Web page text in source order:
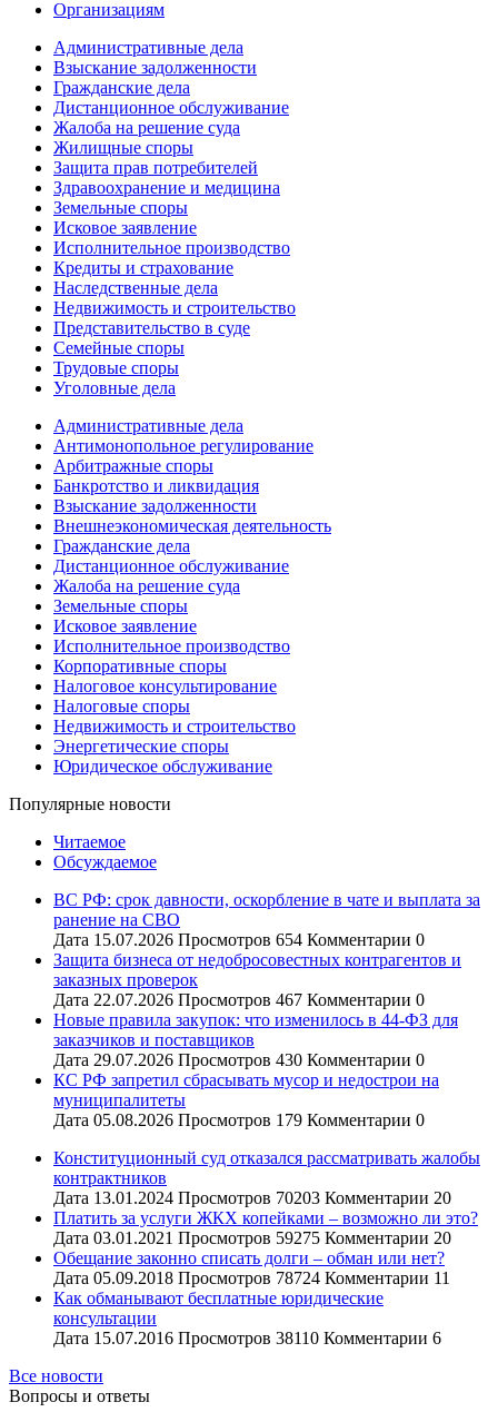
Организациям
Административные дела
Взыскание задолженности
Гражданские дела
Дистанционное обслуживание
Жалоба на решение суда
Жилищные споры
Защита прав потребителей
Здравоохранение и медицина
Земельные споры
Исковое заявление
Исполнительное производство
Кредиты и страхование
Наследственные дела
Недвижимость и строительство
Представительство в суде
Семейные споры
Трудовые споры
Уголовные дела
Административные дела
Антимонопольное регулирование
Арбитражные споры
Банкротство и ликвидация
Взыскание задолженности
Внешнеэкономическая деятельность
Гражданские дела
Дистанционное обслуживание
Жалоба на решение суда
Земельные споры
Исковое заявление
Исполнительное производство
Корпоративные споры
Налоговое консультирование
Налоговые споры
Недвижимость и строительство
Энергетические споры
Юридическое обслуживание
Популярные новости
Читаемое
Обсуждаемое
ВС РФ: срок давности, оскорбление в чате и выплата за
ранение на СВО
Дата 15.07.2026 Просмотров 654 Комментарии 0
Защита бизнеса от недобросовестных контрагентов и
заказных проверок
Дата 22.07.2026 Просмотров 467 Комментарии 0
Новые правила закупок: что изменилось в 44-ФЗ для
заказчиков и поставщиков
Дата 29.07.2026 Просмотров 430 Комментарии 0
КС РФ запретил сбрасывать мусор и недострои на
муниципалитеты
Дата 05.08.2026 Просмотров 179 Комментарии 0
Конституционный суд отказался рассматривать жалобы
контрактников
Дата 13.01.2024 Просмотров 70203 Комментарии 20
Платить за услуги ЖКХ копейками – возможно ли это?
Дата 03.01.2021 Просмотров 59275 Комментарии 20
Обещание законно списать долги – обман или нет?
Дата 05.09.2018 Просмотров 78724 Комментарии 11
Как обманывают бесплатные юридические
консультации
Дата 15.07.2016 Просмотров 38110 Комментарии 6
Все новости
Вопросы и ответы